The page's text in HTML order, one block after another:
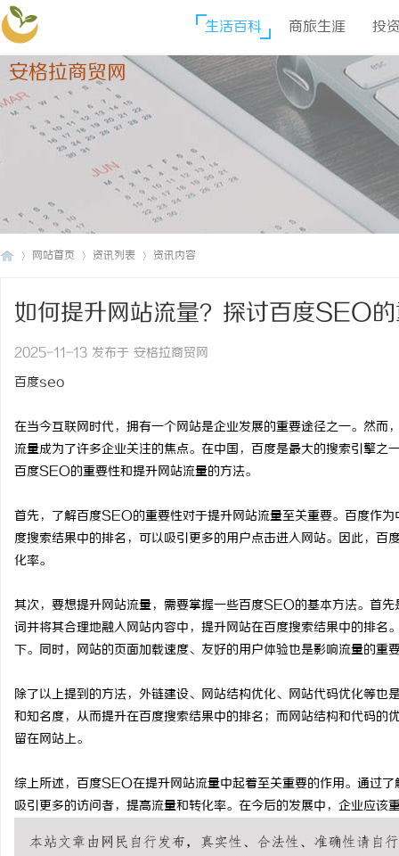
安格拉商贸网
生活百科 商旅生涯 投
网站首页 资讯列表 资讯内容
如何提升网站流量？探讨百度SEO
2025-11-13 发布于 安格拉商贸网
百度seo
在当今互联网时代，拥有一个网站是企业发展的重要途径之一。然
流量成为了许多企业关注的焦点。在中国，百度是最大的搜索引擎
百度SEO的重要性和提升网站流量的方法。
首先，了解百度SEO的重要性对于提升网站流量至关重要。百度作
度搜索结果中的排名，可以吸引更多的用户点击进入网站。因此，
化率。
其次，要想提升网站流量，需要掌握一些百度SEO的基本方法。首
词并将其合理地融入网站内容中，提升网站在百度搜索结果中的排
下。同时，网站的页面加载速度、友好的用户体验也是影响流量的重
除了以上提到的方法，外链建设、网站结构优化、网站代码优化等
和知名度，从而提升在百度搜索结果中的排名；而网站结构和代码
留在网站上。
综上所述，百度SEO在提升网站流量中起着至关重要的作用。通过
吸引更多的访问者，提高流量和转化率。在今后的发展中，企业应
汉配眼镜 上海配眼镜 武汉配眼镜 上海配眼镜